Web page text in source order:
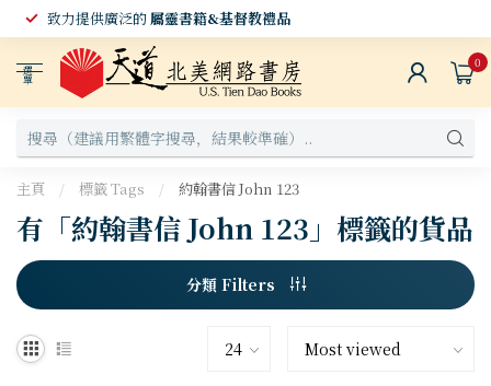
致力提供廣泛的屬靈書籍&基督教禮品
選
單
0
主頁 / 標籤 Tags / 約翰書信 John 123
有「約翰書信 John 123」標籤的貨品
分類 Filters